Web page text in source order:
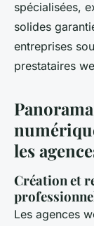
spécialisées,
solides
entreprises
prestataires
les
Création et
Les agences